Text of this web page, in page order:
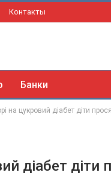
Контакты
Банки
на цукровий діабет діти
діабет